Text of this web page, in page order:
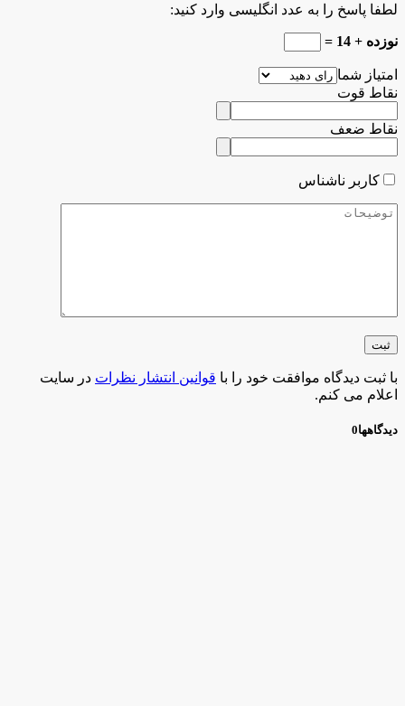
لطفا پاسخ را به عدد انگلیسی وارد کنید:
نوزده + 14 =
امتیاز شما
نقاط قوت
نقاط ضعف
کاربر ناشناس
با ثبت دیدگاه موافقت خود را با قوانین انتشار نظرات در سایت
اعلام می کنم.
دیدگاهها0